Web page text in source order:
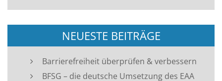
NEUESTE BEITRÄGE
Barrierefreiheit überprüfen & verbessern
BFSG – die deutsche Umsetzung des EAA